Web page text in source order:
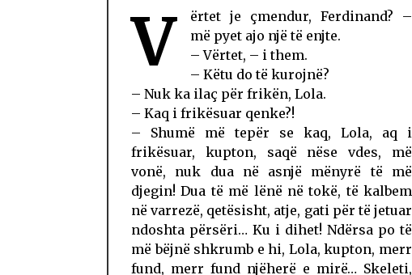
V
ërtet je çmendur, Ferdinand? –
më pyet ajo një të enjte.
– Vërtet, – i them.
– Këtu do të kurojnë?
– Nuk ka ilaç për frikën, Lola.
– Kaq i frikësuar qenke?!
– Shumë më tepër se kaq, Lola, aq i
frikësuar, kupton, saqë nëse vdes, më
vonë, nuk dua në asnjë mënyrë të më
djegin! Dua të më lënë në tokë, të kalbem
në varrezë, qetësisht, atje, gati për të jetuar
ndoshta përsëri… Ku i dihet! Ndërsa po të
më bëjnë shkrumb e hi, Lola, kupton, merr
fund, merr fund njëherë e mirë… Skeleti,